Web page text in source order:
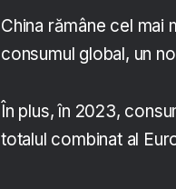
China rămâne cel mai
consumul global, un
În plus, în 2023,
totalul combinat al